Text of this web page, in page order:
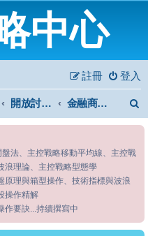
中心
登入
註冊
開放討論區 金融商品討論
盤法、主控戰略移動平均線、主控戰
浪理論、主控戰略型態學
原理與箱型操作、技術指標與波浪
操作精解
作要訣...持續撰寫中